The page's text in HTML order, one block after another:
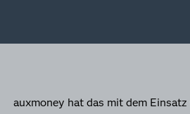
auxmoney hat das mit dem Einsatz